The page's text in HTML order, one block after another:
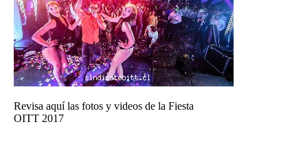
Revisa aquí las fotos y videos de la Fiesta
OITT 2017